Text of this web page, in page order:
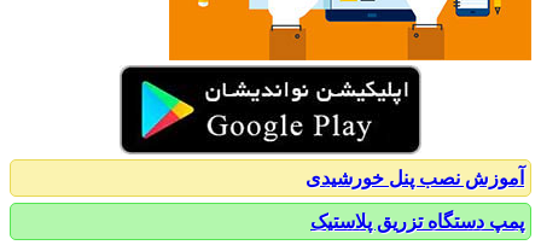
نصب پنل خورشیدی
دستگاه تزریق پلاستیک